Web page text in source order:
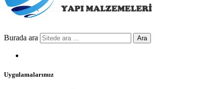
Burada ara Ara
Uygulamalarımız